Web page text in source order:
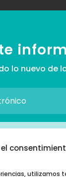
utilizamos
lo nuevo de